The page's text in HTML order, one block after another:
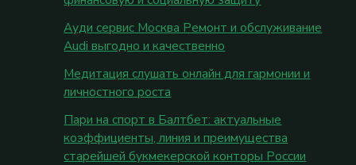
Ауди сервис Москва Ремонт и обслуживание
Audi выгодно и качественно
Медитация слушать онлайн для гармонии и
личностного роста
Пари на спорт в Балтбет: актуальные
коэффициенты, линия и преимущества
старейшей букмекерской конторы России